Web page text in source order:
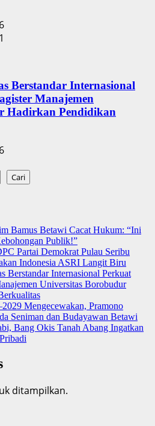
Berstandar Internasional
Manajemen
Hadirkan Pendidikan
Cari
Bamus Betawi Cacat Hukum: “Ini
Publik!”
Partai Demokrat Pulau Seribu
Indonesia ASRI Langit Biru
Berstandar Internasional Perkuat
Universitas Borobudur
Mengecewakan, Pramono
Seniman dan Budayawan Betawi
Bang Okis Tanah Abang Ingatkan
ditampilkan.